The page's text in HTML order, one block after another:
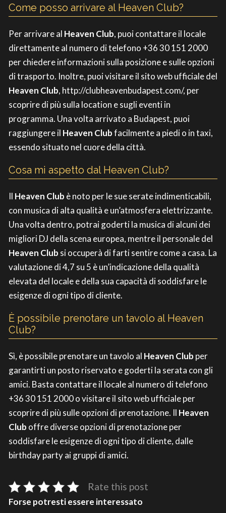
Come posso arrivare al Heaven Club?
Per arrivare al Heaven Club, puoi contattare il locale
direttamente al numero di telefono +36 30 151 2000
per chiedere informazioni sulla posizione e sulle opzioni
di trasporto. Inoltre, puoi visitare il sito web ufficiale del
Heaven Club, http://clubheavenbudapest.com/, per
scoprire di più sulla location e sugli eventi in
programma. Una volta arrivato a Budapest, puoi
raggiungere il Heaven Clubfacilmente a piedi o in taxi,
essendo situato nel cuore della città.
Cosa mi aspetto dal Heaven Club?
Il Heaven Club è noto per le sue serate indimenticabili,
con musica di alta qualità e un’atmosfera elettrizzante.
Una volta dentro, potrai goderti la musica di alcuni dei
migliori DJ della scena europea, mentre il personale del
Heaven Club si occuperà di farti sentire come a casa. La
valutazione di 4,7 su 5 è un’indicazione della qualità
elevata del locale e della sua capacità di soddisfare le
esigenze di ogni tipo di cliente.
È possibile prenotare un tavolo al Heaven
Club?
Sì, è possibile prenotare un tavolo al Heaven Club per
garantirti un posto riservato e goderti la serata con gli
amici. Basta contattare il locale al numero di telefono
+36 30 151 2000 o visitare il sito web ufficiale per
scoprire di più sulle opzioni di prenotazione. Il Heaven
Club offre diverse opzioni di prenotazione per
soddisfare le esigenze di ogni tipo di cliente, dalle
birthday party ai gruppi di amici.
Rate this post
Forse potresti essere interessato